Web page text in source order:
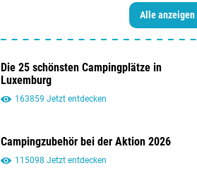
Alle anzeigen
Die 25 schönsten Campingplätze in
Luxemburg
163859 Jetzt entdecken
Campingzubehör bei der Aktion 2026
115098 Jetzt entdecken